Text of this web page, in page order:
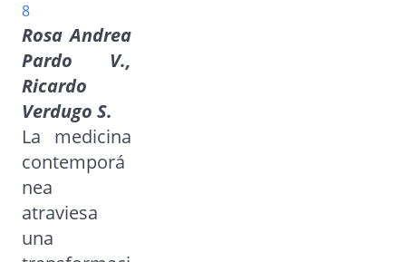
8
Rosa Andrea
Pardo V.,
Ricardo
Verdugo S.
La medicina
contemporá
nea
atraviesa
una